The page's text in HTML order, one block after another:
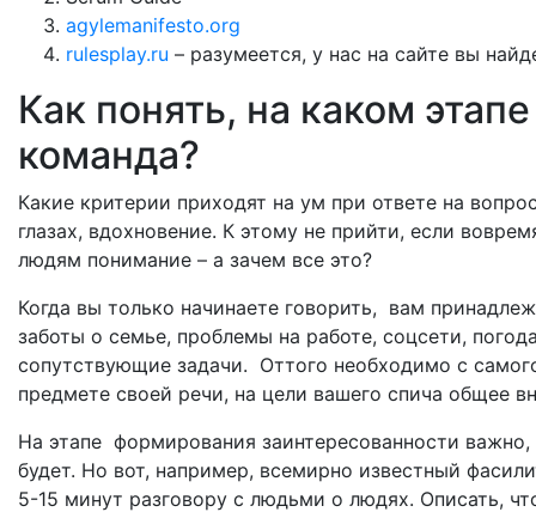
agylemanifesto.org
rulesplay.ru – разумеется, у нас на сайте вы
Как понять, на каком
команда?
Какие критерии приходят на ум при ответе на
глазах, вдохновение. К этому не прийти, если
людям понимание – а зачем все это?
Когда вы только начинаете говорить, вам
заботы о семье, проблемы на работе, соцсети,
сопутствующие задачи. Оттого необходимо с
предмете своей речи, на цели вашего спича общее
На этапе формирования заинтересованности
будет. Но вот, например, всемирно известный
5-15 минут разговору с людьми о людях. Описать,